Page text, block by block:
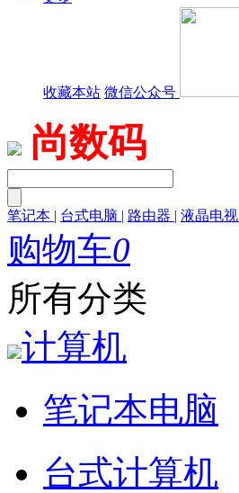
收藏本站 微信公众号
尚数码
笔记本 | 台式电脑 | 路由器 | 液晶电视
购物车0
所有分类
计算机
笔记本电脑
台式计算机